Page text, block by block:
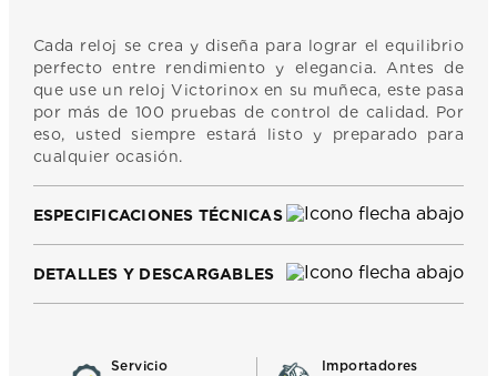
Cada reloj se crea y diseña para lograr el equilibrio
perfecto entre rendimiento y elegancia. Antes de
que use un reloj Victorinox en su muñeca, este pasa
por más de 100 pruebas de control de calidad. Por
eso, usted siempre estará listo y preparado para
cualquier ocasión.
ESPECIFICACIONES TÉCNICAS
DETALLES Y DESCARGABLES
Servicio
Importadores